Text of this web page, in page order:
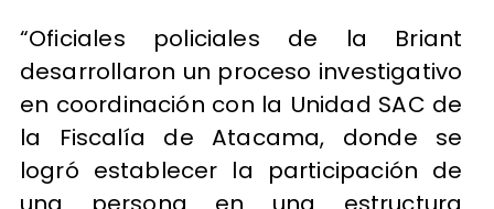
“Oficiales policiales de la Briant
desarrollaron un proceso investigativo
en coordinación con la Unidad SAC de
la Fiscalía de Atacama, donde se
logró establecer la participación de